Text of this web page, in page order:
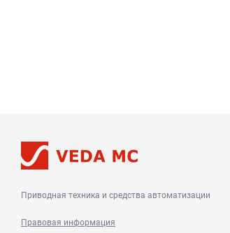
Приводная техника и средства автоматизации
Правовая информация